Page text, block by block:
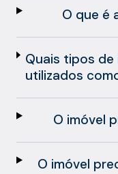
O que é
Quais tipos
utilizados
O imóvel
O imóvel